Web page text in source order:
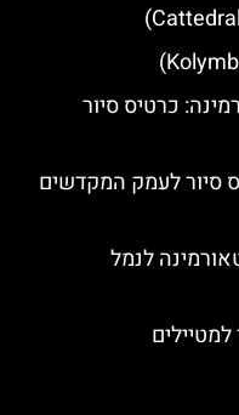
כרטיס סיור
סיור לעמק המקדשים
לנמל